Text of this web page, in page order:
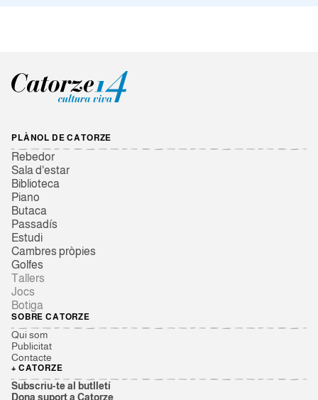
PLÀNOL DE CATORZE
Rebedor
Sala d'estar
Biblioteca
Piano
Butaca
Passadís
Estudi
Cambres pròpies
Golfes
Tallers
Jocs
Botiga
SOBRE CATORZE
Qui som
Publicitat
Contacte
+ CATORZE
Subscriu-te al butlletí
Dona suport a Catorze